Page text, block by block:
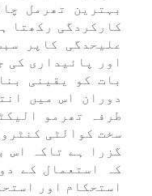
تھرمل چالکتا
رکھتا ہے۔
کاپر
پائیداری کی جانچ
کو یقینی بنایا
اس میں انتہائی
تھرمو الیکٹرک
کوالٹی کنٹرول اور
ہے تاکہ اس بات
استعمال کے دوران
اور استحکام